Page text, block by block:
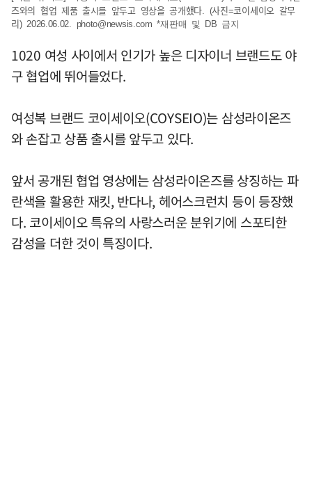
즈와의 협업 제품 출시를 앞두고 영상을 공개했다. (사진=코이세이오 갈무
리) 2026.06.02. photo@newsis.com *재판매 및 DB 금지
1020 여성 사이에서 인기가 높은 디자이너 브랜드도 야
구 협업에 뛰어들었다.
여성복 브랜드 코이세이오(COYSEIO)는 삼성라이온즈
와 손잡고 상품 출시를 앞두고 있다.
앞서 공개된 협업 영상에는 삼성라이온즈를 상징하는 파
란색을 활용한 재킷, 반다나, 헤어스크런치 등이 등장했
다. 코이세이오 특유의 사랑스러운 분위기에 스포티한
감성을 더한 것이 특징이다.